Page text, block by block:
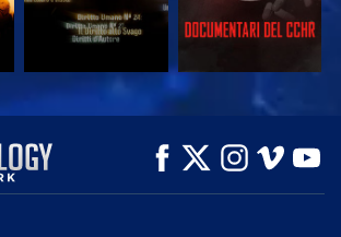
ESPLORA LE
SERIE